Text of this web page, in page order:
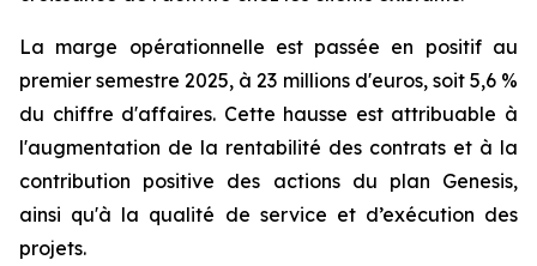
La marge opérationnelle est passée en positif au
premier semestre 2025, à 23 millions d'euros, soit 5,6 %
du chiffre d'affaires. Cette hausse est attribuable à
l'augmentation de la rentabilité des contrats et à la
contribution positive des actions du plan Genesis,
ainsi qu'à la qualité de service et d’exécution des
projets.